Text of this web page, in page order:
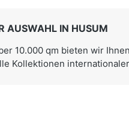
AUSWAHL IN HUSUM
10.000 qm bieten wir
Kollektionen